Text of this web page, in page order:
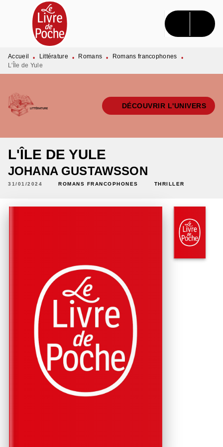
MENU RECHERCHE CONTENU
PIED DE PAGE
Accueil • Littérature • Romans • Romans francophones
•
L'Île de Yule
DÉCOUVRIR L'UNIVERS
L'ÎLE DE YULE
JOHANA GUSTAWSSON
31/01/2024 ROMANS FRANCOPHONES THRILLER